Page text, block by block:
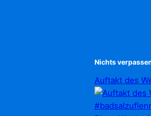
Nichts
Auftakt des